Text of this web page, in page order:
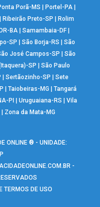
Porã-MS Portel-PA|
Ribeirão Preto-SP
Rolim
BA |Samambaia-DF
SP São Borja-RS
São
José Campos-SP
São
SP
São Paulo
Sertãozinho-SP
Sete
|Taiobeiras-MG |Tangará
PI Uruguaiana-RS
Vila
Zona da Mata-MG
ONLINE ® - UNIDADE:
-
TERMOS DE USO